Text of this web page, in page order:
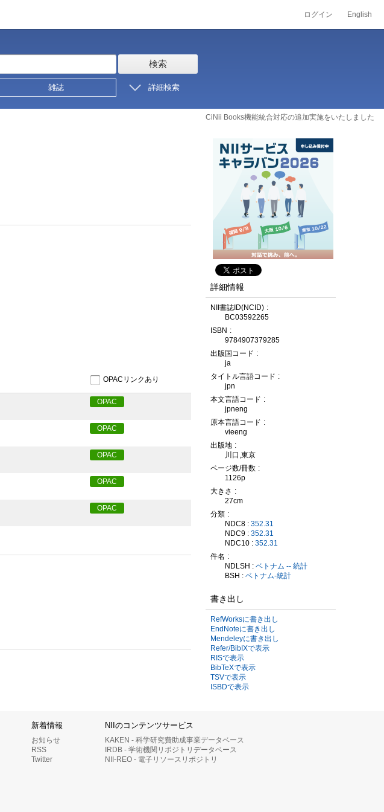
ログイン English
検索
雑誌 詳細検索
CiNii Books機能統合対応の追加実施をいたしました
OPACリンクあり
OPAC
OPAC
OPAC
OPAC
OPAC
詳細情報
NII書誌ID(NCID)
BC03592265
ISBN
9784907379285
出版国コード
ja
タイトル言語コード
jpn
本文言語コード
jpneng
原本言語コード
vieeng
出版地
川口,東京
ページ数/冊数
1126p
大きさ
27cm
分類
NDC8 : 352.31
NDC9 : 352.31
NDC10 : 352.31
件名
NDLSH : ベトナム -- 統計
BSH : ベトナム-統計
書き出し
RefWorksに書き出し
EndNoteに書き出し
Mendeleyに書き出し
Refer/BibIXで表示
RISで表示
BibTeXで表示
TSVで表示
ISBDで表示
新着情報
お知らせ
RSS
Twitter
NIIのコンテンツサービス
KAKEN - 科学研究費助成事業データベース
IRDB - 学術機関リポジトリデータベース
NII-REO - 電子リソースリポジトリ